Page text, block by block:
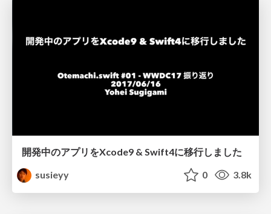
開発中のアプリをXcode9 & Swift4に移行しました
susieyy
0 3.8k